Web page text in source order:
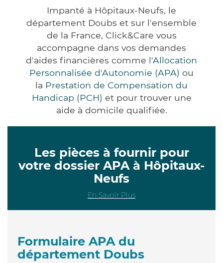
Impanté à Hôpitaux-Neufs, le
département Doubs et sur l'ensemble
de la France, Click&Care vous
accompagne dans vos demandes
d'aides financières comme l'Allocation
Personnalisée d'Autonomie (APA) ou
la Prestation de Compensation du
Handicap (PCH) et pour trouver une
aide à domicile qualifiée.
Les pièces à fournir pour
votre dossier APA à Hôpitaux-
Neufs
En Savoir Plus
Formulaire APA du
département Doubs